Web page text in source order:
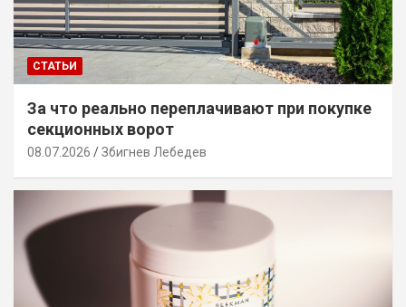
СТАТЬИ
За что реально переплачивают при покупке
секционных ворот
08.07.2026 Збигнев Лебедев